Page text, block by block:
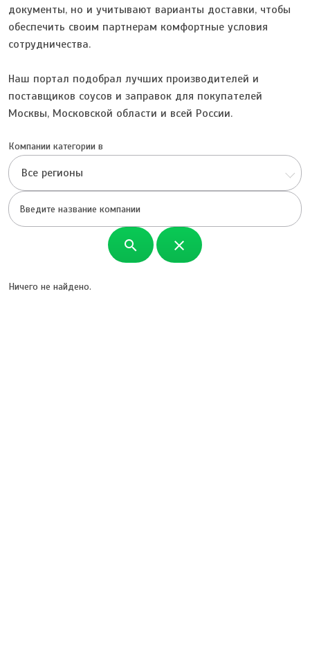
документы, но и учитывают варианты доставки, чтобы
обеспечить своим партнерам комфортные условия
сотрудничества.
Наш портал подобрал лучших производителей и
поставщиков cоусов и заправок для покупателей
Москвы, Московской области и всей России.
Компании категории в
Все регионы
search close
Ничего не найдено.